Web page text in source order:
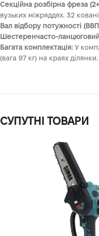
Секційна розбірна фреза
вузьких міжряддях. 32
Вал відбору потужності
Шестеренчасто-
Багата комплектація: У
(вага 97 кг) на краях ділянки.
СУПУТНІ ТОВАРИ